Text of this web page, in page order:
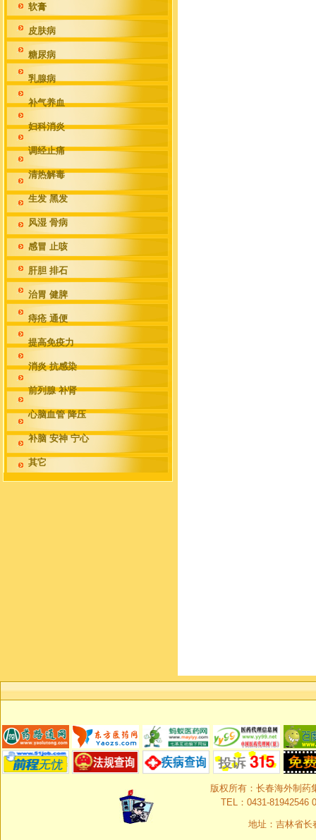
软膏
皮肤病
糖尿病
乳腺病
补气养血
妇科消炎
调经止痛
清热解毒
生发 黑发
风湿 骨病
感冒 止咳
肝胆 排石
治胃 健脾
痔疮 通便
提高免疫力
消炎 抗感染
前列腺 补肾
心脑血管 降压
补脑 安神 宁心
其它
版权所有：长春海外制药
TEL：0431-81942546
地址：吉林省长